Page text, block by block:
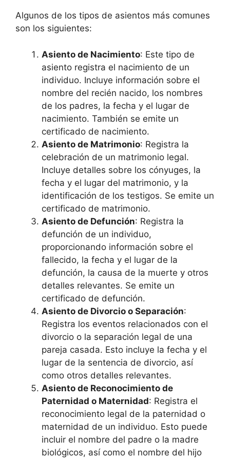
Algunos de los tipos de asientos más comunes
son los siguientes:
Asiento de Nacimiento: Este tipo de
asiento registra el nacimiento de un
individuo. Incluye información sobre el
nombre del recién nacido, los nombres
de los padres, la fecha y el lugar de
nacimiento. También se emite un
certificado de nacimiento.
Asiento de Matrimonio: Registra la
celebración de un matrimonio legal.
Incluye detalles sobre los cónyuges, la
fecha y el lugar del matrimonio, y la
identificación de los testigos. Se emite un
certificado de matrimonio.
Asiento de Defunción: Registra la
defunción de un individuo,
proporcionando información sobre el
fallecido, la fecha y el lugar de la
defunción, la causa de la muerte y otros
detalles relevantes. Se emite un
certificado de defunción.
Asiento de Divorcio o Separación:
Registra los eventos relacionados con el
divorcio o la separación legal de una
pareja casada. Esto incluye la fecha y el
lugar de la sentencia de divorcio, así
como otros detalles relevantes.
Asiento de Reconocimiento de
Paternidad o Maternidad: Registra el
reconocimiento legal de la paternidad o
maternidad de un individuo. Esto puede
incluir el nombre del padre o la madre
biológicos, así como el nombre del hijo